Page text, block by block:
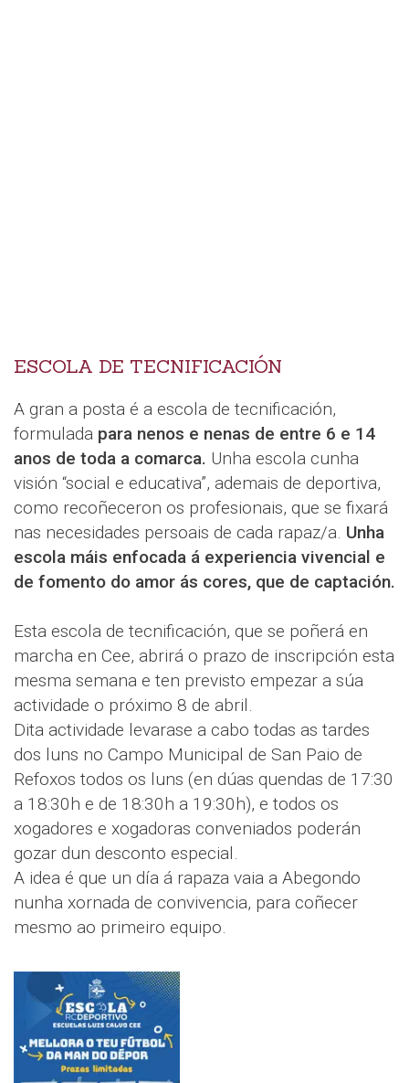
ESCOLA DE TECNIFICACIÓN
A gran a posta é a escola de tecnificación,
formulada para nenos e nenas de entre 6 e 14
anos de toda a comarca. Unha escola cunha
visión “social e educativa”, ademais de deportiva,
como recoñeceron os profesionais, que se fixará
nas necesidades persoais de cada rapaz/a. Unha
escola máis enfocada á experiencia vivencial e
de fomento do amor ás cores, que de captación.
Esta escola de tecnificación, que se poñerá en
marcha en Cee, abrirá o prazo de inscripción esta
mesma semana e ten previsto empezar a súa
actividade o próximo 8 de abril.
Dita actividade levarase a cabo todas as tardes
dos luns no Campo Municipal de San Paio de
Refoxos todos os luns (en dúas quendas de 17:30
a 18:30h e de 18:30h a 19:30h), e todos os
xogadores e xogadoras conveniados poderán
gozar dun desconto especial.
A idea é que un día á rapaza vaia a Abegondo
nunha xornada de convivencia, para coñecer
mesmo ao primeiro equipo.